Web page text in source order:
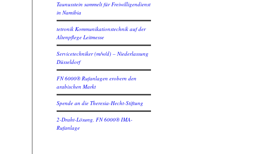
Taunusstein sammelt für Freiwilligendienst
in Namibia
tetronik Kommunikationstechnik auf der
Altenpflege Leitmesse
Servicetechniker (m/w/d) – Niederlassung
Düsseldorf
FN 6000® Rufanlagen erobern den
arabischen Markt
Spende an die Theresia-Hecht-Stiftung
2-Draht-Lösung, FN 6000® IMA-
Rufanlage